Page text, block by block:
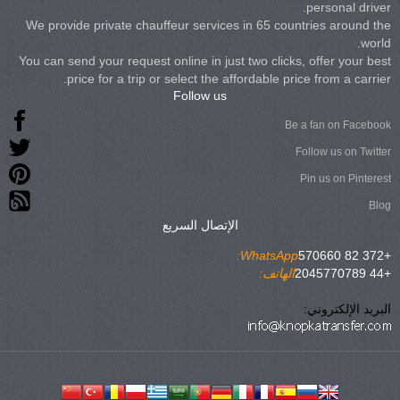
personal driver.
We provide private chauffeur services in 65 countries around the
world.
You can send your request online in just two clicks, offer your best
price for a trip or select the affordable price from a carrier.
Follow us
Be a fan on Facebook
Follow us on Twitter
Pin us on Pinterest
Blog
الإتصال السريع
WhatsApp:
+372 82 570660
الهاتف:
+44 2045770789
البريد الإلكتروني: